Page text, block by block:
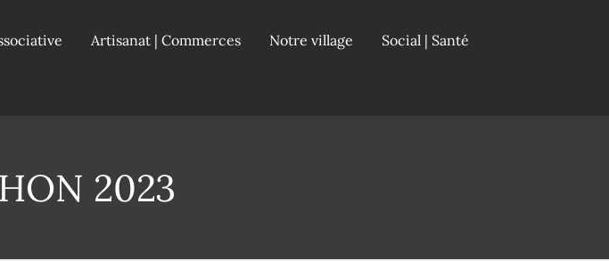
Artisanat | Commerces Notre village
Social | Santé
2023